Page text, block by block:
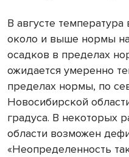
В августе
около и выше нормы на
осадков в пределах
ожидается умеренно
пределах нормы, по
Новосибирской
градуса. В некоторых
области возможен
«Неопределенность